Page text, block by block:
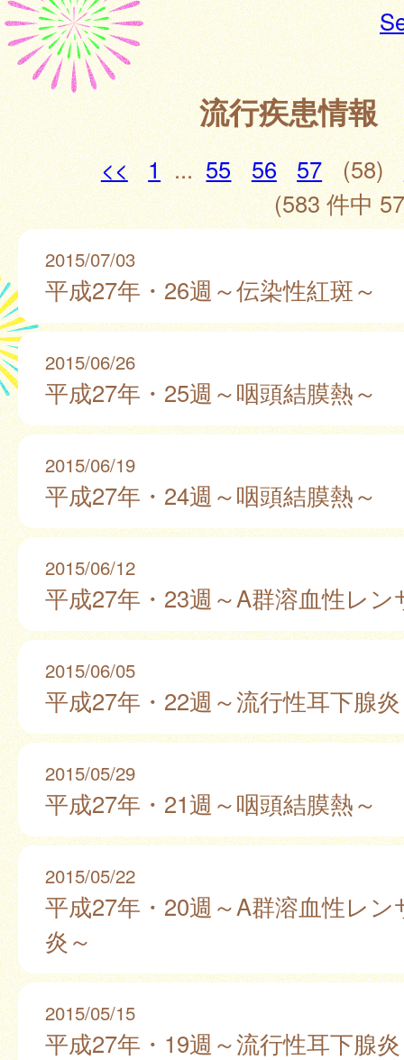
流行疾患情報
<< 1 ... 55 56 57 (58)
(583 件中
2015/07/03
平成27年・26週～伝染性紅斑～
2015/06/26
平成27年・25週～咽頭結膜熱～
2015/06/19
平成27年・24週～咽頭結膜熱～
2015/06/12
平成27年・23週～A群溶血性レン
2015/06/05
平成27年・22週～流行性耳下腺
2015/05/29
平成27年・21週～咽頭結膜熱～
2015/05/22
平成27年・20週～A群溶血性レン
炎～
2015/05/15
平成27年・19週～流行性耳下腺